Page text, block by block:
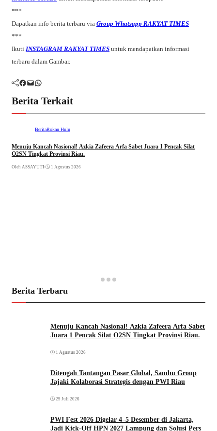
***
Dapatkan info berita terbaru via Group Whatsapp RAKYAT TIMES
***
Ikuti INSTAGRAM RAKYAT TIMES untuk mendapatkan informasi
terbaru dalam Gambar.
Facebook Mail WhatsApp
Berita Terkait
BeritaRokan Hulu
Menuju Kancah Nasional! Azkia Zafeera Arfa Sabet Juara 1 Pencak Silat
O2SN Tingkat Provinsi Riau.
Oleh ASSAYUTI• 1 Agustus 2026
Berita Terbaru
Menuju Kancah Nasional! Azkia Zafeera Arfa Sabet
Juara 1 Pencak Silat O2SN Tingkat Provinsi Riau.
1 Agustus 2026
Ditengah Tantangan Pasar Global, Sambu Group
Jajaki Kolaborasi Strategis dengan PWI Riau
29 Juli 2026
PWI Fest 2026 Digelar 4–5 Desember di Jakarta,
Jadi Kick-Off HPN 2027 Lampung dan Solusi Pers